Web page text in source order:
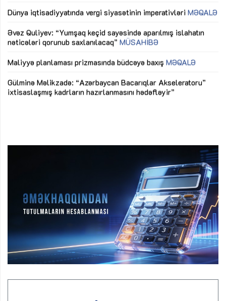
Dünya iqtisadiyyatında vergi siyasətinin imperativləri MƏQALƏ
Əvəz Quliyev: “Yumşaq keçid sayəsində aparılmış islahatın
nəticələri qorunub saxlanılacaq” MÜSAHİBƏ
Maliyyə planlaması prizmasında büdcəyə baxış MƏQALƏ
Gülminə Məlikzadə: “Azərbaycan Bacarıqlar Akseleratoru”
ixtisaslaşmış kadrların hazırlanmasını hədəfləyir”